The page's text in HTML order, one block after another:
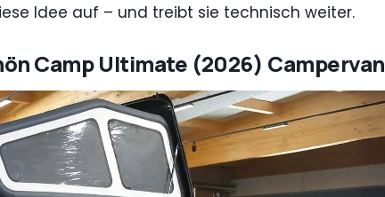
Idee auf – und treibt sie technisch weiter.
Camp Ultimate (2026) Campervan